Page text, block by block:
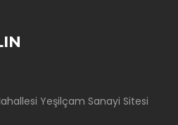
Yeşilçam Sanayi Sitesi